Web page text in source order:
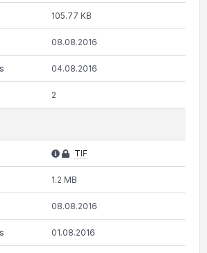
105.77 KB
08.08.2016
04.08.2016
2
TIF
1.2 MB
08.08.2016
01.08.2016